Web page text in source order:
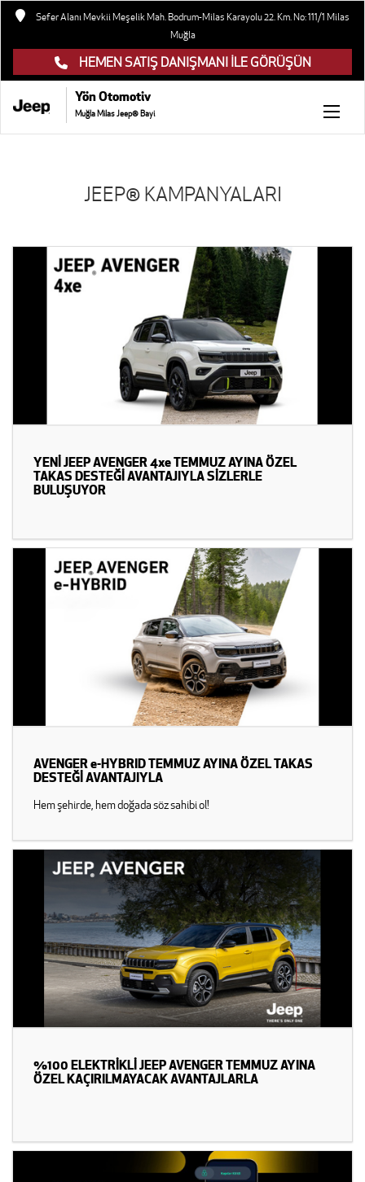
Sefer Alanı Mevkii Meşelik Mah. Bodrum-Milas Karayolu 22. Km. No: 111/1 Milas
Muğla
HEMEN SATIŞ DANIŞMANI İLE GÖRÜŞÜN
Yön Otomotiv
Muğla Milas Jeep® Bayi
JEEP® KAMPANYALARI
YENİ JEEP AVENGER 4xe TEMMUZ AYINA ÖZEL
TAKAS DESTEĞİ AVANTAJIYLA SİZLERLE
BULUŞUYOR
AVENGER e-HYBRID TEMMUZ AYINA ÖZEL TAKAS
DESTEĞİ AVANTAJIYLA
Hem şehirde, hem doğada söz sahibi ol!
%100 ELEKTRİKLİ JEEP AVENGER TEMMUZ AYINA
ÖZEL KAÇIRILMAYACAK AVANTAJLARLA